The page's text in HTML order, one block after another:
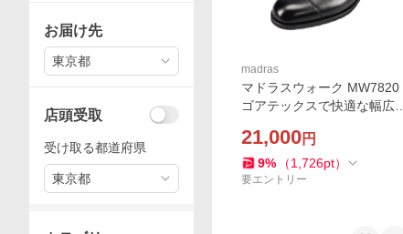
madras
マドラスウォーク MW7820
ゴアテックスで快適な幅広4
チップのビジネスシューズ m
adras walk
21,000円
9% （1,726pt）
要エントリー
お届け先
東京都
店頭受取
受け取る都道府県
東京都